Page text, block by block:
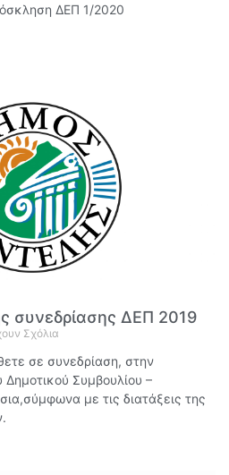
ΔΕΠ 1/2020
συνεδρίασης ΔΕΠ 2019
Σχόλια
σε συνεδρίαση, στην
Συμβουλίου –
με τις διατάξεις της